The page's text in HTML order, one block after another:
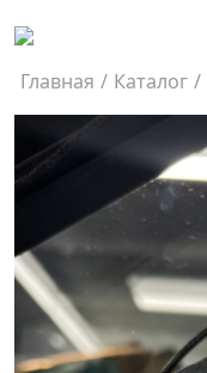
Главная / Каталог /